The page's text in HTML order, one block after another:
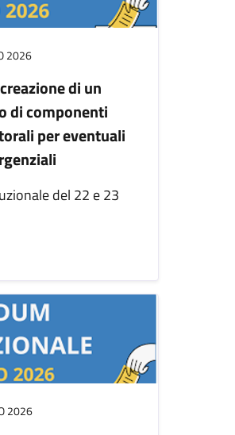
2026
di un
di componenti
per eventuali
del 22 e 23
2026